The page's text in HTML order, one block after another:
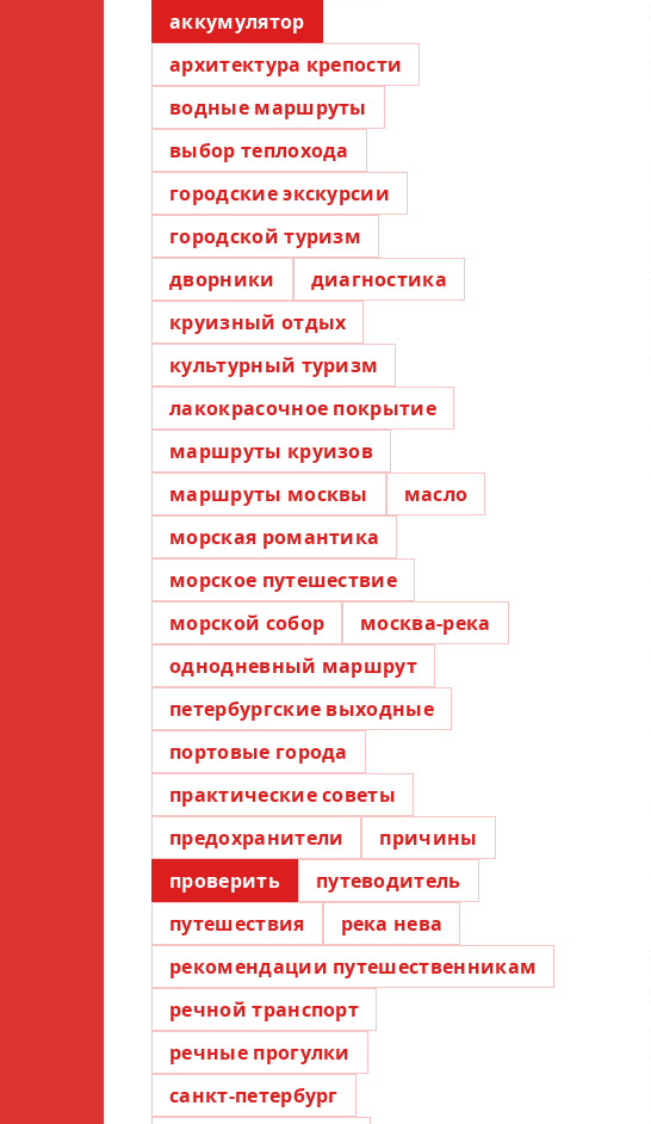
аккумулятор
архитектура крепости
водные маршруты
выбор теплохода
городские экскурсии
городской туризм
дворники
диагностика
круизный отдых
культурный туризм
лакокрасочное покрытие
маршруты круизов
маршруты москвы
масло
морская романтика
морское путешествие
морской собор
москва-река
однодневный маршрут
петербургские выходные
портовые города
практические советы
предохранители
причины
проверить
путеводитель
путешествия
река нева
рекомендации путешественникам
речной транспорт
речные прогулки
санкт-петербург